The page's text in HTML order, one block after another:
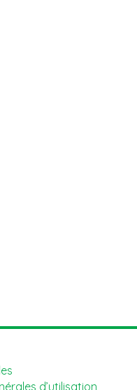
d’utilisation